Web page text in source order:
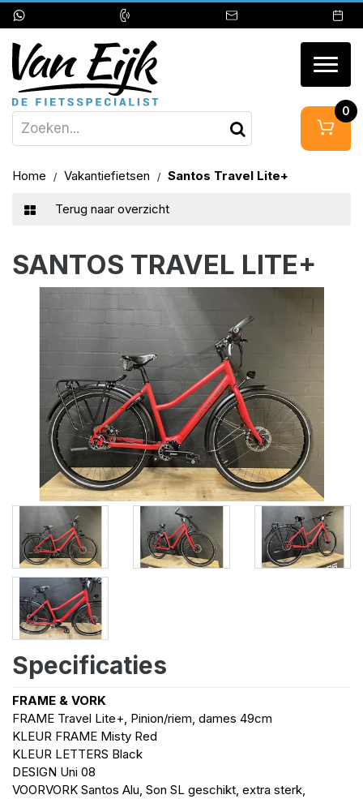
0
Home Vakantiefietsen Santos Travel Lite+
Terug naar overzicht
SANTOS TRAVEL LITE+
Specificaties
FRAME & VORK
FRAME Travel Lite+, Pinion/riem, dames 49cm
KLEUR FRAME Misty Red
KLEUR LETTERS Black
DESIGN Uni 08
VOORVORK Santos Alu, Son SL geschikt, extra sterk,